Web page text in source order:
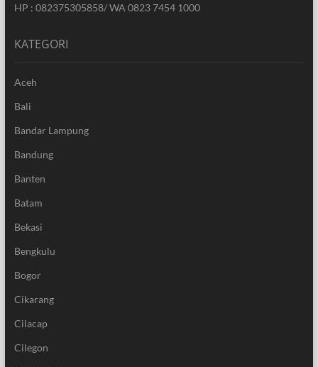
HP : 082375305858/ WA 0823 7454 1000
KATEGORI
Aceh
Bali
Bandar Lampung
Bandung
Banten
Batam
Bekasi
Bengkulu
Bogor
Cikarang
Cilacap
Cilegon